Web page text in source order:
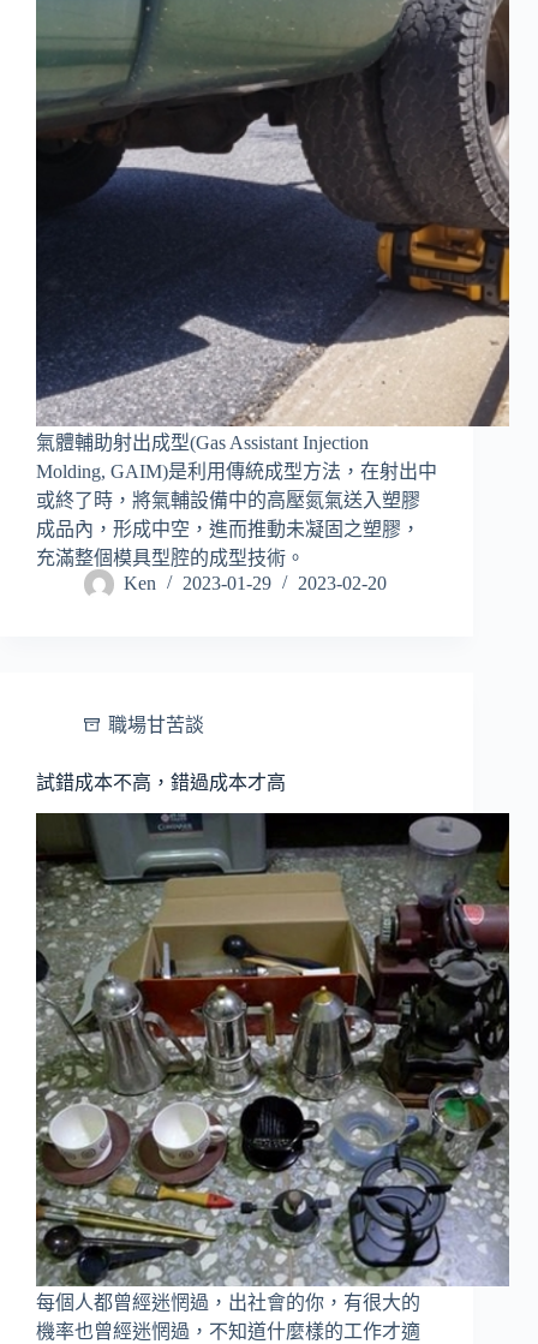
氣體輔助射出成型(Gas Assistant Injection
Molding, GAIM)是利用傳統成型方法，在射出中
或終了時，將氣輔設備中的高壓氮氣送入塑膠
成品內，形成中空，進而推動未凝固之塑膠，
充滿整個模具型腔的成型技術。
Ken
2023-01-29 2023-02-20
職場甘苦談
試錯成本不高，錯過成本才高
每個人都曾經迷惘過，出社會的你，有很大的
機率也曾經迷惘過，不知道什麼樣的工作才適